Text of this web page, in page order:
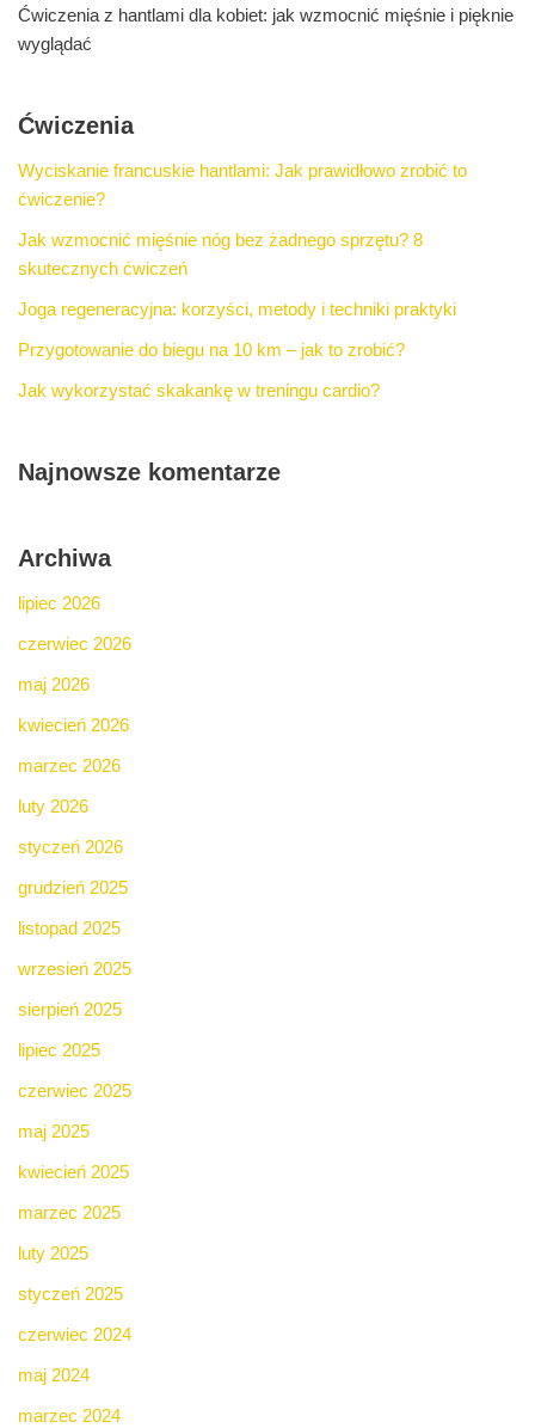
Ćwiczenia z hantlami dla kobiet: jak wzmocnić mięśnie i pięknie
wyglądać
Ćwiczenia
Wyciskanie francuskie hantlami: Jak prawidłowo zrobić to
ćwiczenie?
Jak wzmocnić mięśnie nóg bez żadnego sprzętu? 8
skutecznych ćwiczeń
Joga regeneracyjna: korzyści, metody i techniki praktyki
Przygotowanie do biegu na 10 km – jak to zrobić?
Jak wykorzystać skakankę w treningu cardio?
Najnowsze komentarze
Archiwa
lipiec 2026
czerwiec 2026
maj 2026
kwiecień 2026
marzec 2026
luty 2026
styczeń 2026
grudzień 2025
listopad 2025
wrzesień 2025
sierpień 2025
lipiec 2025
czerwiec 2025
maj 2025
kwiecień 2025
marzec 2025
luty 2025
styczeń 2025
czerwiec 2024
maj 2024
marzec 2024